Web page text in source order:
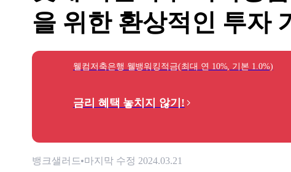
을 위한 환상적인 투자
웰컴저축은행 웰뱅워킹적금(최대 연 10%, 기본 1.0%)
금리 혜택 놓치지 않기!
뱅크샐러드 마지막 수정 2024.03.21